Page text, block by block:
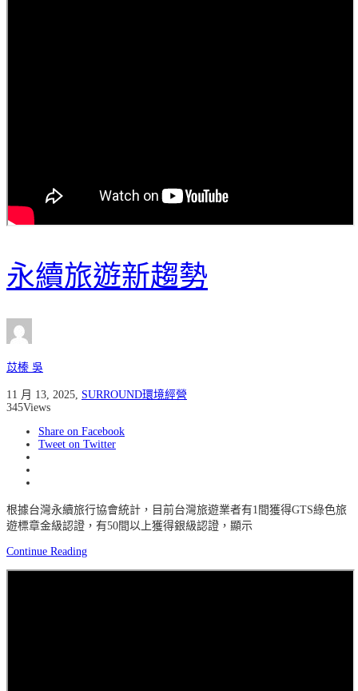
永續旅遊新趨勢
苡榛 吳
11 月 13, 2025, SURROUND環境經營
345Views
Share on Facebook
Tweet on Twitter
根據台灣永續旅行協會統計，目前台灣旅遊業者有1間獲得GTS綠色旅
遊標章金級認證，有50間以上獲得銀級認證，顯示
Continue Reading